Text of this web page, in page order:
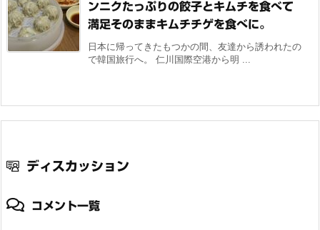
ンニクたっぷりの餃子とキムチを食べて
満足そのままキムチチゲを食べに。
日本に帰ってきたもつかの間、友達から誘われたの
で韓国旅行へ。 仁川国際空港から明 ...
ディスカッション
コメント一覧